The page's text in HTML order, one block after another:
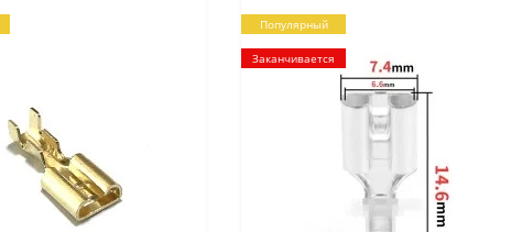
Популярный
Заканчивается